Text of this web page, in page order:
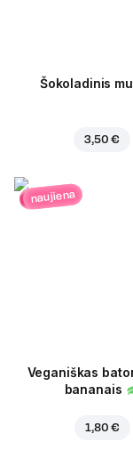
Šokoladinis
3,50 €
naujiena
Veganiškas
bananais
1,80 €